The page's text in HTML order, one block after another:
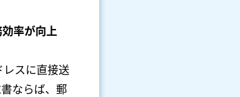
率が向上
スに直接送
ならば、郵